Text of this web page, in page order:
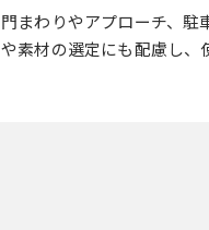
門まわりやアプローチ、
や素材の選定にも配慮し、